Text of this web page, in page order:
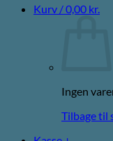
Kurv /0,00 kr.
Ingen
Tilbage til